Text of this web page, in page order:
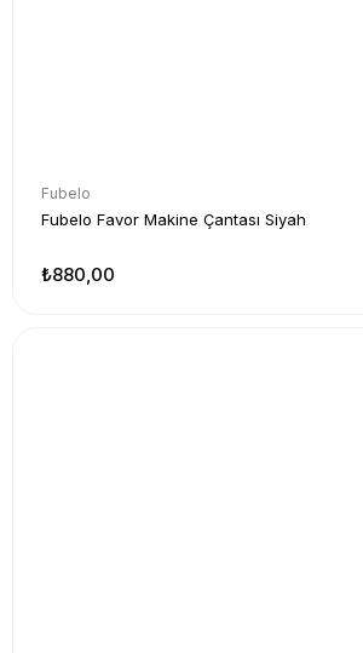
Fubelo
Fubelo Favor Makine Çantası Siyah
₺880,00